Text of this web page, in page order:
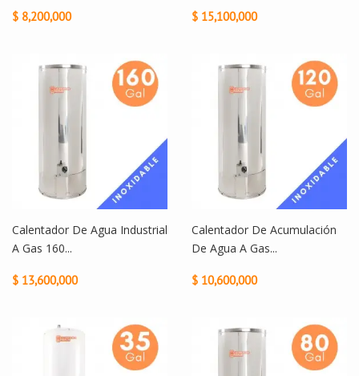
$ 8,200,000 $ 15,100,000
Calentador De Agua Industrial
A Gas 160...
$ 13,600,000
Calentador De Acumulación
De Agua A Gas...
$ 10,600,000